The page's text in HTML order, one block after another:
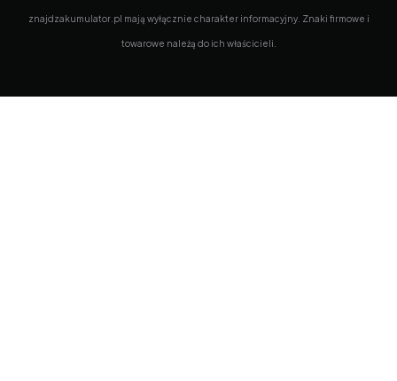
znajdzakumulator.pl mają wyłącznie charakter informacyjny. Znaki firmowe i
towarowe należą do ich właścicieli.